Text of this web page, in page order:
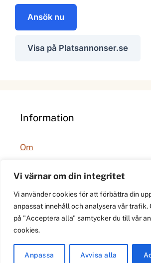
Vi värnar om din integritet
Vi använder cookies för att förbättra din
anpassat innehåll och analysera vår trafik.
på "Acceptera alla" samtycker du till vår
cookies.
Anpassa Avvisa alla
Ansök nu
Visa på Platsannonser.se
Information
Om